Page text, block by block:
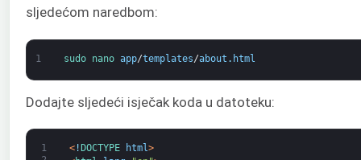
sljedećom naredbom:
1 sudo nano app/templates/about . html
Dodajte sljedeći isječak koda u datoteku:
1
<! DOCTYPE html>